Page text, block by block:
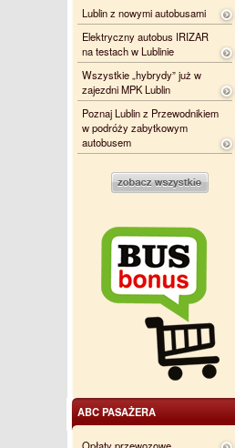
Lublin z nowymi autobusami
Elektryczny autobus IRIZAR
na testach w Lublinie
Wszystkie „hybrydy” już w
zajezdni MPK Lublin
Poznaj Lublin z Przewodnikiem
w podróży zabytkowym
autobusem
ABC PASAŻERA
Opłaty przewozowe